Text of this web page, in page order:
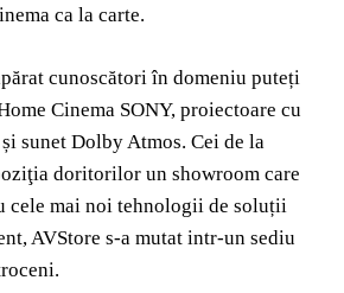
ca la carte.
cunoscători în domeniu puteți
Cinema SONY, proiectoare cu
sunet Dolby Atmos. Cei de la
doritorilor un showroom care
cele mai noi tehnologii de soluții
AVStore s-a mutat intr-un sediu